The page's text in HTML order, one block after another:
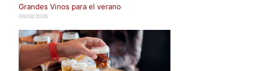
Grandes Vinos para el verano
08/08/2026